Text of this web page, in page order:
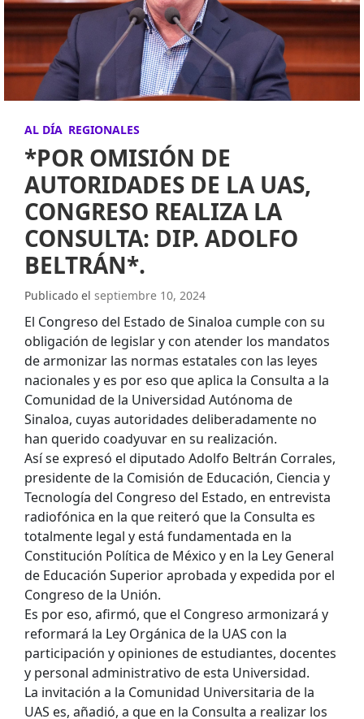
AL DÍA REGIONALES
*POR OMISIÓN DE
AUTORIDADES DE LA UAS,
CONGRESO REALIZA LA
CONSULTA: DIP. ADOLFO
BELTRÁN*.
Publicado el septiembre 10, 2024
El Congreso del Estado de Sinaloa cumple con su
obligación de legislar y con atender los mandatos
de armonizar las normas estatales con las leyes
nacionales y es por eso que aplica la Consulta a la
Comunidad de la Universidad Autónoma de
Sinaloa, cuyas autoridades deliberadamente no
han querido coadyuvar en su realización.
Así se expresó el diputado Adolfo Beltrán Corrales,
presidente de la Comisión de Educación, Ciencia y
Tecnología del Congreso del Estado, en entrevista
radiofónica en la que reiteró que la Consulta es
totalmente legal y está fundamentada en la
Constitución Política de México y en la Ley General
de Educación Superior aprobada y expedida por el
Congreso de la Unión.
Es por eso, afirmó, que el Congreso armonizará y
reformará la Ley Orgánica de la UAS con la
participación y opiniones de estudiantes, docentes
y personal administrativo de esta Universidad.
La invitación a la Comunidad Universitaria de la
UAS es, añadió, a que en la Consulta a realizar los